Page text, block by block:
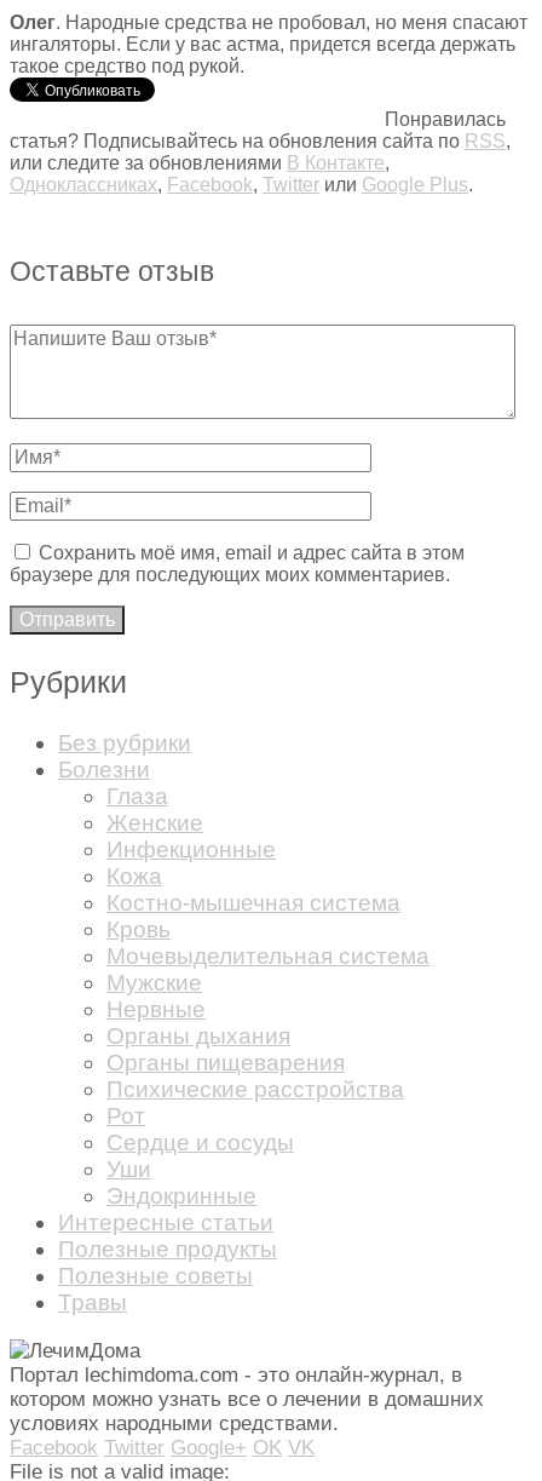
Олег. Народные средства не пробовал, но меня спасают
ингаляторы. Если у вас астма, придется всегда держать
такое средство под рукой.
Понравилась
статья? Подписывайтесь на обновления сайта по RSS,
или следите за обновлениями В Контакте,
Одноклассниках, Facebook, Twitter или Google Plus.
Оставьте отзыв
Сохранить моё имя, email и адрес сайта в этом
браузере для последующих моих комментариев.
Рубрики
Без рубрики
Болезни
Глаза
Женские
Инфекционные
Кожа
Костно-мышечная система
Кровь
Мочевыделительная система
Мужские
Нервные
Органы дыхания
Органы пищеварения
Психические расстройства
Рот
Сердце и сосуды
Уши
Эндокринные
Интересные статьи
Полезные продукты
Полезные советы
Травы
Портал lechimdoma.com - это онлайн-журнал, в
котором можно узнать все о лечении в домашних
условиях народными средствами.
Facebook Twitter Google+ OK VK
File is not a valid image: